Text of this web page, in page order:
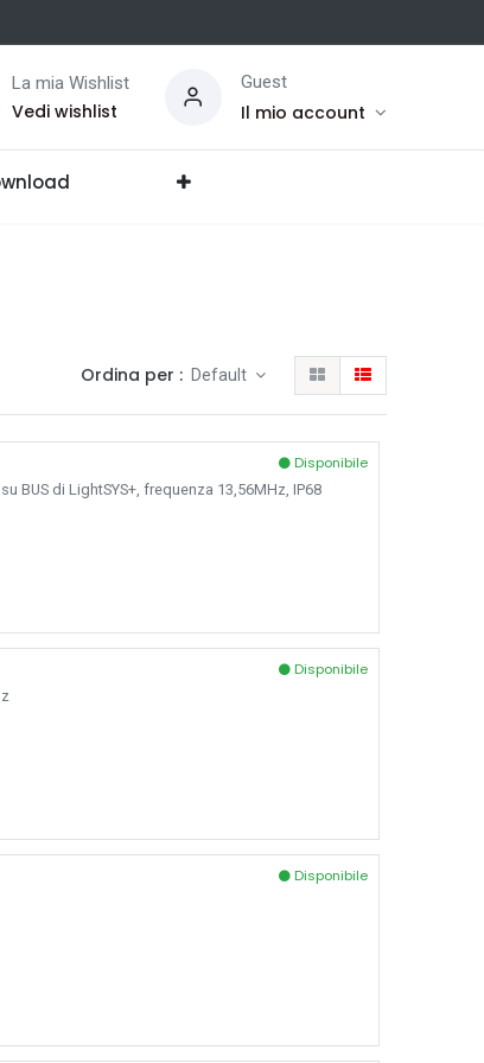
La mia Wishlist
Vedi wishlist
Guest
Il mio account
Ordina per : Default
Disponibile
di LightSYS+, frequenza 13,56MHz, IP68
Disponibile
Disponibile